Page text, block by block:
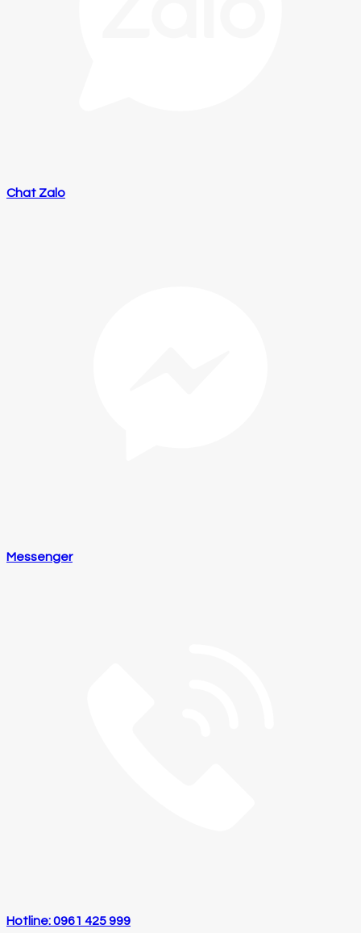
Chat Zalo
Messenger
Hotline: 0961 425 999